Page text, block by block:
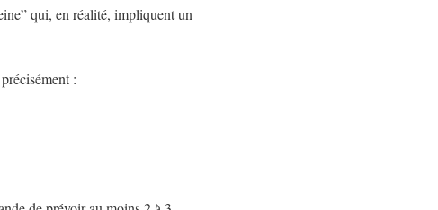
qui, en réalité, impliquent un
: